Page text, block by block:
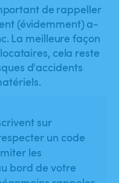
de rappeller
(évidemment) a-
La meilleure façon
cela reste
d'accidents
sur
un code
les
bord de votre